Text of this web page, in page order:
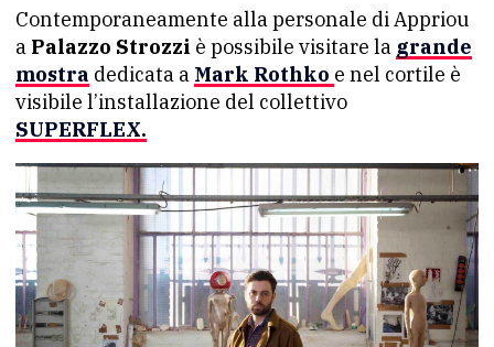
Contemporaneamente alla personale di Appriou
a Palazzo Strozzi è possibile visitare la grande
mostra dedicata a Mark Rothko e nel cortile è
visibile l’installazione del collettivo
SUPERFLEX.